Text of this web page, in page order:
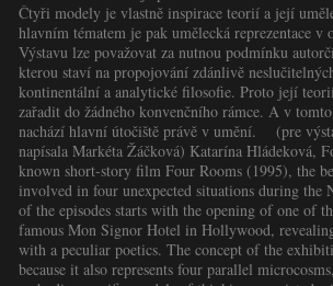
Čtyři modely je vlastně inspirace teorií a její
hlavním tématem je pak umělecká reprezentace v
Výstavu lze považovat za nutnou podmínku
kterou staví na propojování zdánlivě
kontinentální a analytické filosofie. Proto její
zařadit do žádného konvenčního rámce. A v
nachází hlavní útočiště právě v umění. (pre
napísala Markéta Žáčková) Katarína Hládeková,
known short-story film Four Rooms (1995), the
involved in four unexpected situations during the
of the episodes starts with the opening of one of
famous Mon Signor Hotel in Hollywood,
with a peculiar poetics. The concept of the
because it also represents four parallel